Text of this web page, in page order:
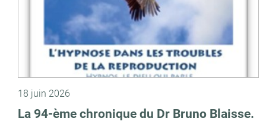
18 juin 2026
La 94-ème chronique du Dr Bruno Blaisse.